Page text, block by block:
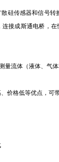
硅传感器和信号
接成斯通电桥，
量流体（液体、气
价格低等优点，可